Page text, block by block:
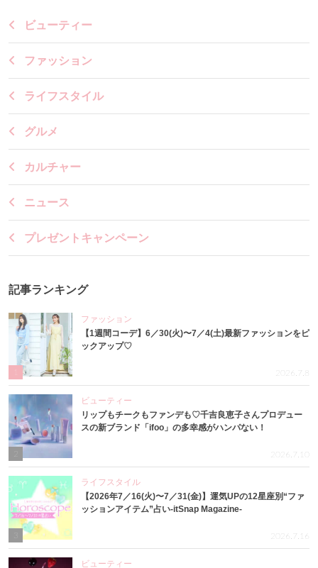
ビューティー
ファッション
ライフスタイル
グルメ
カルチャー
ニュース
プレゼントキャンペーン
記事ランキング
ファッション
【1週間コーデ】6／30(火)〜7／4(土)最新ファッションをピ
ックアップ♡
2026.7.8
ビューティー
リップもチークもファンデも♡千吉良恵子さんプロデュー
スの新ブランド「ifoo」の多幸感がハンパない！
2026.7.10
3
ライフスタイル
【2026年7／16(火)〜7／31(金)】運気UPの12星座別“ファ
ッションアイテム”占い-itSnap Magazine-
2026.7.16
ビューティー